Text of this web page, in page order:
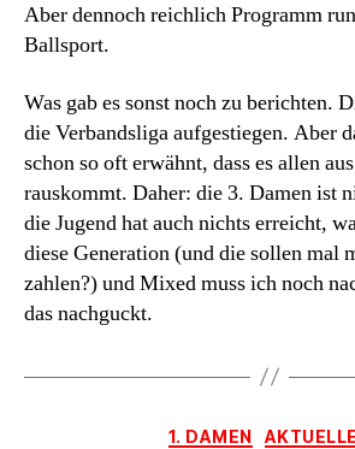
Aber dennoch reichlich Programm
Ballsport.
Was gab es sonst noch zu berichten.
die Verbandsliga aufgestiegen. Aber
schon so oft erwähnt, dass es allen
rauskommt. Daher: die 3. Damen ist
die Jugend hat auch nichts erreicht,
diese Generation (und die sollen mal
zahlen?) und Mixed muss ich noch
das nachguckt.
1. DAMEN